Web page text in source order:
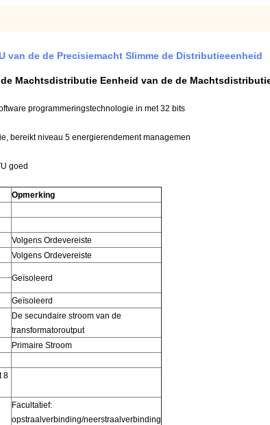
van de de Precisiemacht Slimme de Distributieeenheid
Machtsdistributie Eenheid van de de
programmeringstechnologie in met 32 bits
bereikt niveau 5 energierendement managemen
goed
Opmerking
Volgens Ordevereiste
Volgens Ordevereiste
Geïsoleerd
Geïsoleerd
De secundaire stroom van de
transformatoroutput
Primaire Stroom
8
Facultatief:
opstraalverbinding/neerstraalverbinding